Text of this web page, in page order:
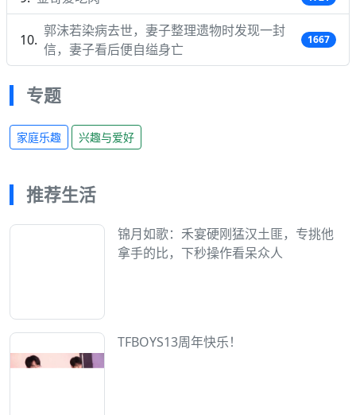
郭沫若染病去世，妻子整理遗物时发现一封
信，妻子看后便自缢身亡
1667
专题
家庭乐趣 兴趣与爱好
推荐生活
锦月如歌：禾宴硬刚猛汉土匪，专挑他
拿手的比，下秒操作看呆众人
TFBOYS13周年快乐！